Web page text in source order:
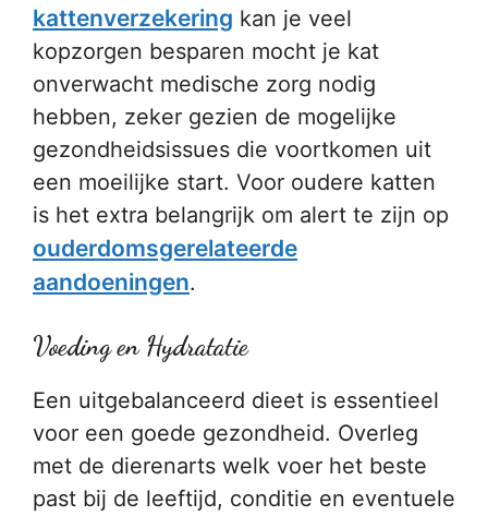
kattenverzekering kan je veel
kopzorgen besparen mocht je kat
onverwacht medische zorg nodig
hebben, zeker gezien de mogelijke
gezondheidsissues die voortkomen uit
een moeilijke start. Voor oudere katten
is het extra belangrijk om alert te zijn op
ouderdomsgerelateerde
aandoeningen.
Voeding en Hydratatie
Een uitgebalanceerd dieet is essentieel
voor een goede gezondheid. Overleg
met de dierenarts welk voer het beste
past bij de leeftijd, conditie en eventuele